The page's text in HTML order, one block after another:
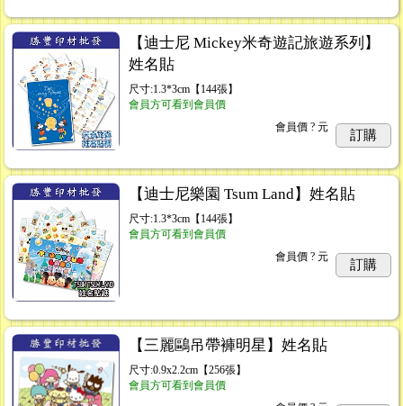
【迪士尼 Mickey米奇遊記旅遊系列】
姓名貼
尺寸:1.3*3cm【144張】
會員方可看到會員價
會員價 ? 元
訂購
【迪士尼樂園 Tsum Land】姓名貼
尺寸:1.3*3cm【144張】
會員方可看到會員價
會員價 ? 元
訂購
【三麗鷗吊帶褲明星】姓名貼
尺寸:0.9x2.2cm【256張】
會員方可看到會員價